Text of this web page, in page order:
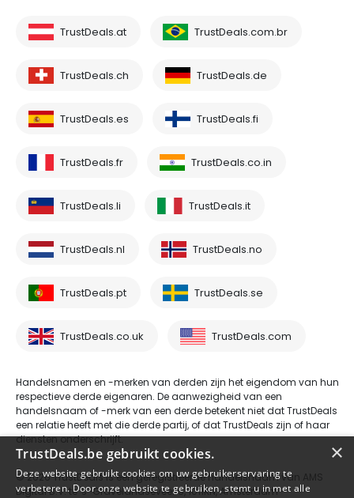
TrustDeals.at TrustDeals.com.br
TrustDeals.ch TrustDeals.de
TrustDeals.es TrustDeals.fi
TrustDeals.fr TrustDeals.co.in
TrustDeals.li TrustDeals.it
TrustDeals.nl TrustDeals.no
TrustDeals.pt TrustDeals.se
TrustDeals.co.uk TrustDeals.com
Handelsnamen en -merken van derden zijn het eigendom van hun
respectieve derde eigenaren. De aanwezigheid van een
handelsnaam of -merk van een derde betekent niet dat TrustDeals
een relatie heeft met die derde partij, of dat TrustDeals zijn of haar
diensten onderschrijft.
© 2026 TrustDeals is een geregistreerde handelsnaam van AMS
Digital B.V. te 's-Gravelandseveer 9, 1011KN, Amsterdam -
×
TrustDeals.be gebruikt cookies.
Deze website gebruikt cookies om uw gebruikerservaring te
verbeteren. Door onze website te gebruiken, stemt u in met alle